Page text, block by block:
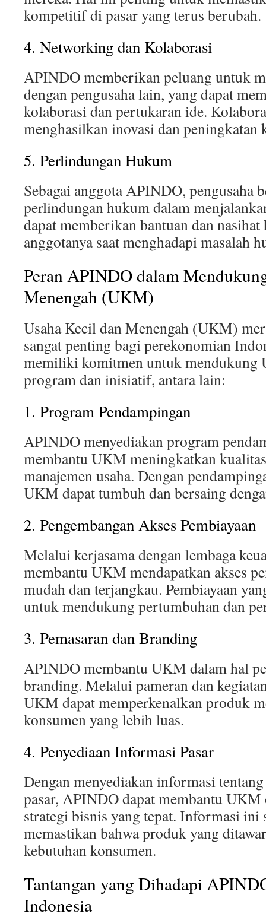
kompetitif di pasar yang terus berubah.
4. Networking dan Kolaborasi
APINDO memberikan peluang untuk
dengan pengusaha lain, yang dapat
kolaborasi dan pertukaran ide.
menghasilkan inovasi dan peningkatan
5. Perlindungan Hukum
Sebagai anggota APINDO, pengusaha
perlindungan hukum dalam
dapat memberikan bantuan dan
anggotanya saat menghadapi masalah
Peran APINDO dalam
Menengah (UKM)
Usaha Kecil dan Menengah (UKM)
sangat penting bagi perekonomian
memiliki komitmen untuk mendukung
program dan inisiatif, antara lain:
1. Program Pendampingan
APINDO menyediakan program
membantu UKM meningkatkan
manajemen usaha. Dengan
UKM dapat tumbuh dan bersaing
2. Pengembangan Akses Pembiayaan
Melalui kerjasama dengan lembaga
membantu UKM mendapatkan akses
mudah dan terjangkau. Pembiayaan
untuk mendukung pertumbuhan dan
3. Pemasaran dan Branding
APINDO membantu UKM dalam hal
branding. Melalui pameran dan
UKM dapat memperkenalkan produk
konsumen yang lebih luas.
4. Penyediaan Informasi Pasar
Dengan menyediakan informasi
pasar, APINDO dapat membantu
strategi bisnis yang tepat. Informasi ini
memastikan bahwa produk yang
kebutuhan konsumen.
Tantangan yang Dihadapi
Indonesia